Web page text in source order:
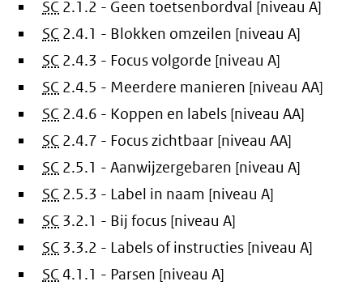
SC 2.1.2 - Geen toetsenbordval [niveau A]
SC 2.4.1 - Blokken omzeilen [niveau A]
SC 2.4.3 - Focus volgorde [niveau A]
SC 2.4.5 - Meerdere manieren [niveau AA]
SC 2.4.6 - Koppen en labels [niveau AA]
SC 2.4.7 - Focus zichtbaar [niveau AA]
SC 2.5.1 - Aanwijzergebaren [niveau A]
SC 2.5.3 - Label in naam [niveau A]
SC 3.2.1 - Bij focus [niveau A]
SC 3.3.2 - Labels of instructies [niveau A]
SC 4.1.1 - Parsen [niveau A]